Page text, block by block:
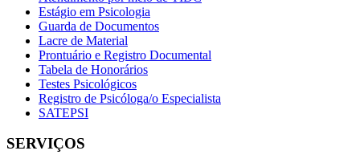
Estágio em Psicologia
Guarda de Documentos
Lacre de Material
Prontuário e Registro Documental
Tabela de Honorários
Testes Psicológicos
Registro de Psicóloga/o Especialista
SATEPSI
SERVIÇOS